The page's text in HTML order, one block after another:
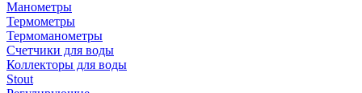
Манометры
Термометры
Термоманометры
Счетчики для воды
Коллекторы для воды
Stout